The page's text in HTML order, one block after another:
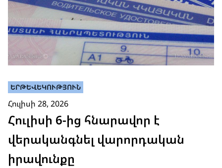
ԵՐԹԵՎԵԿՈՒԹՅՈՒՆ
Հուլիսի 28, 2026
Հուլիսի 6-ից հնարավոր է
վերականգնել վարորդական
իրավունքը